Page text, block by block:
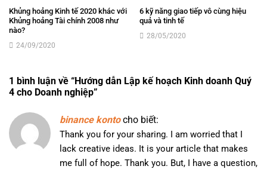
Khủng hoảng Kinh tế 2020 khác với
Khủng hoảng Tài chính 2008 như
nào?
24/09/2020
6 kỹ năng giao tiếp vô cùng hiệu
quả và tinh tế
28/05/2020
1 bình luận về “Hướng dẫn Lập kế hoạch Kinh doanh Quý
4 cho Doanh nghiệp”
binance konto cho biết:
Thank you for your sharing. I am worried that I
lack creative ideas. It is your article that makes
me full of hope. Thank you. But, I have a question,